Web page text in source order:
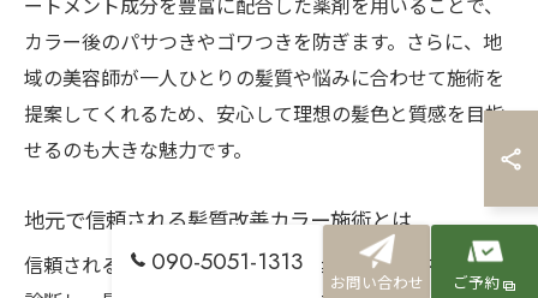
ートメント成分を豊富に配合した薬剤を用いることで、
カラー後のパサつきやゴワつきを防ぎます。さらに、地
域の美容師が一人ひとりの髪質や悩みに合わせて施術を
提案してくれるため、安心して理想の髪色と質感を目指
せるのも大きな魅力です。
地元で信頼される髪質改善カラー施術とは
信頼される髪質改善カラー施術とは、髪の状態を丁寧に
090-5051-1313
お問い合わせ ご予約